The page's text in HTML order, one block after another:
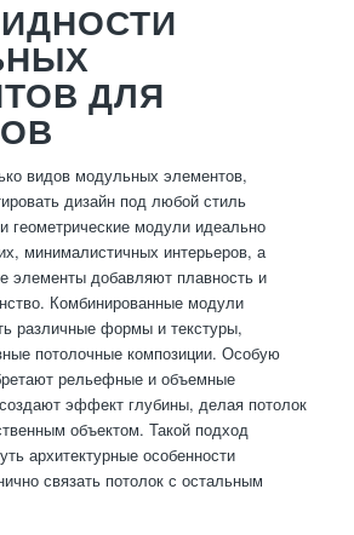
ДЛЯ
видов модульных элементов,
дизайн под любой стиль
геометрические модули идеально
минималистичных интерьеров, а
элементы добавляют плавность и
Комбинированные модули
различные формы и текстуры,
потолочные композиции. Особую
рельефные и объемные
эффект глубины, делая потолок
объектом. Такой подход
архитектурные особенности
связать потолок с остальным